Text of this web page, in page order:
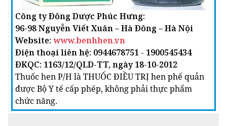
Công ty Đông Dược Phúc Hưng:
96-98 Nguyễn Viết Xuân – Hà Đông – Hà Nội
Website: www.benhhen.vn
Điện thoại liên hệ: 0944678751 - 1900545434
ĐKQC: 1163/12/QLD-TT, ngày 18-10-2012
Thuốc hen P/H là THUỐC ĐIỀU TRỊ hen phế quản
được Bộ Y tế cấp phép, không phải thực phẩm
chức năng.